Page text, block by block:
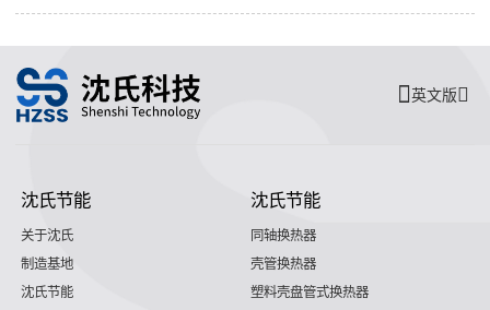
英文版
沈氏节能
关于沈氏
制造基地
沈氏节能
沈氏节能
同轴换热器
壳管换热器
塑料壳盘管式换热器